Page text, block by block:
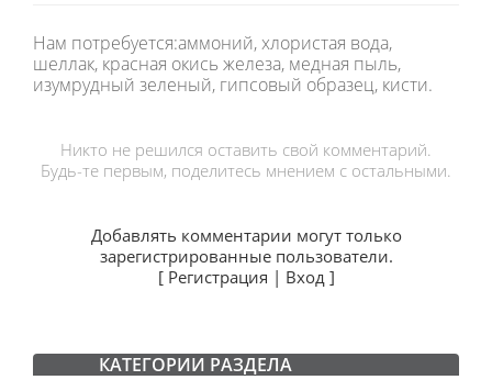
Нам потребуется:аммоний, хлористая вода,
шеллак, красная окись железа, медная пыль,
изумрудный зеленый, гипсовый образец, кисти.
Никто не решился оставить свой комментарий.
Будь-те первым, поделитесь мнением с остальными.
Добавлять комментарии могут только
зарегистрированные пользователи.
[ Регистрация | Вход]
КАТЕГОРИИ РАЗДЕЛА